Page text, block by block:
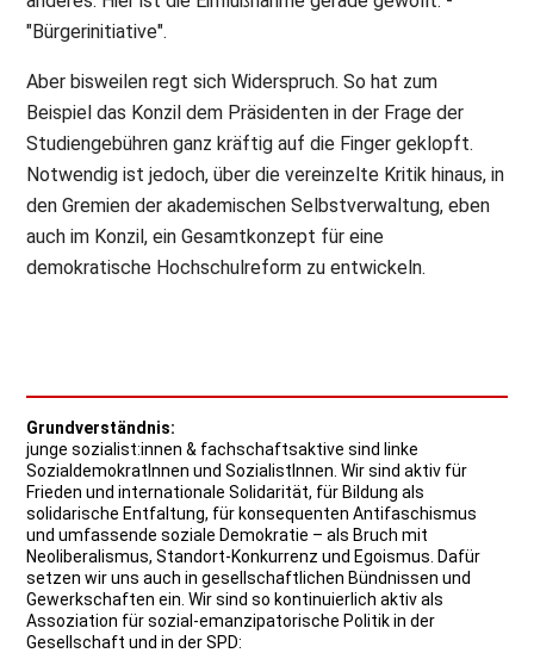
"Bürgerinitiative".
Aber bisweilen regt sich Widerspruch. So hat zum
Beispiel das Konzil dem Präsidenten in der Frage der
Studiengebühren ganz kräftig auf die Finger geklopft.
Notwendig ist jedoch, über die vereinzelte Kritik hinaus, in
den Gremien der akademischen Selbstverwaltung, eben
auch im Konzil, ein Gesamtkonzept für eine
demokratische Hochschulreform zu entwickeln.
Grundverständnis:
junge sozialist:innen & fachschaftsaktive sind linke
SozialdemokratInnen und SozialistInnen. Wir sind aktiv für
Frieden und internationale Solidarität, für Bildung als
solidarische Entfaltung, für konsequenten Antifaschismus
und umfassende soziale Demokratie – als Bruch mit
Neoliberalismus, Standort-Konkurrenz und Egoismus. Dafür
setzen wir uns auch in gesellschaftlichen Bündnissen und
Gewerkschaften ein. Wir sind so kontinuierlich aktiv als
Assoziation für sozial-emanzipatorische Politik in der
Gesellschaft und in der SPD: